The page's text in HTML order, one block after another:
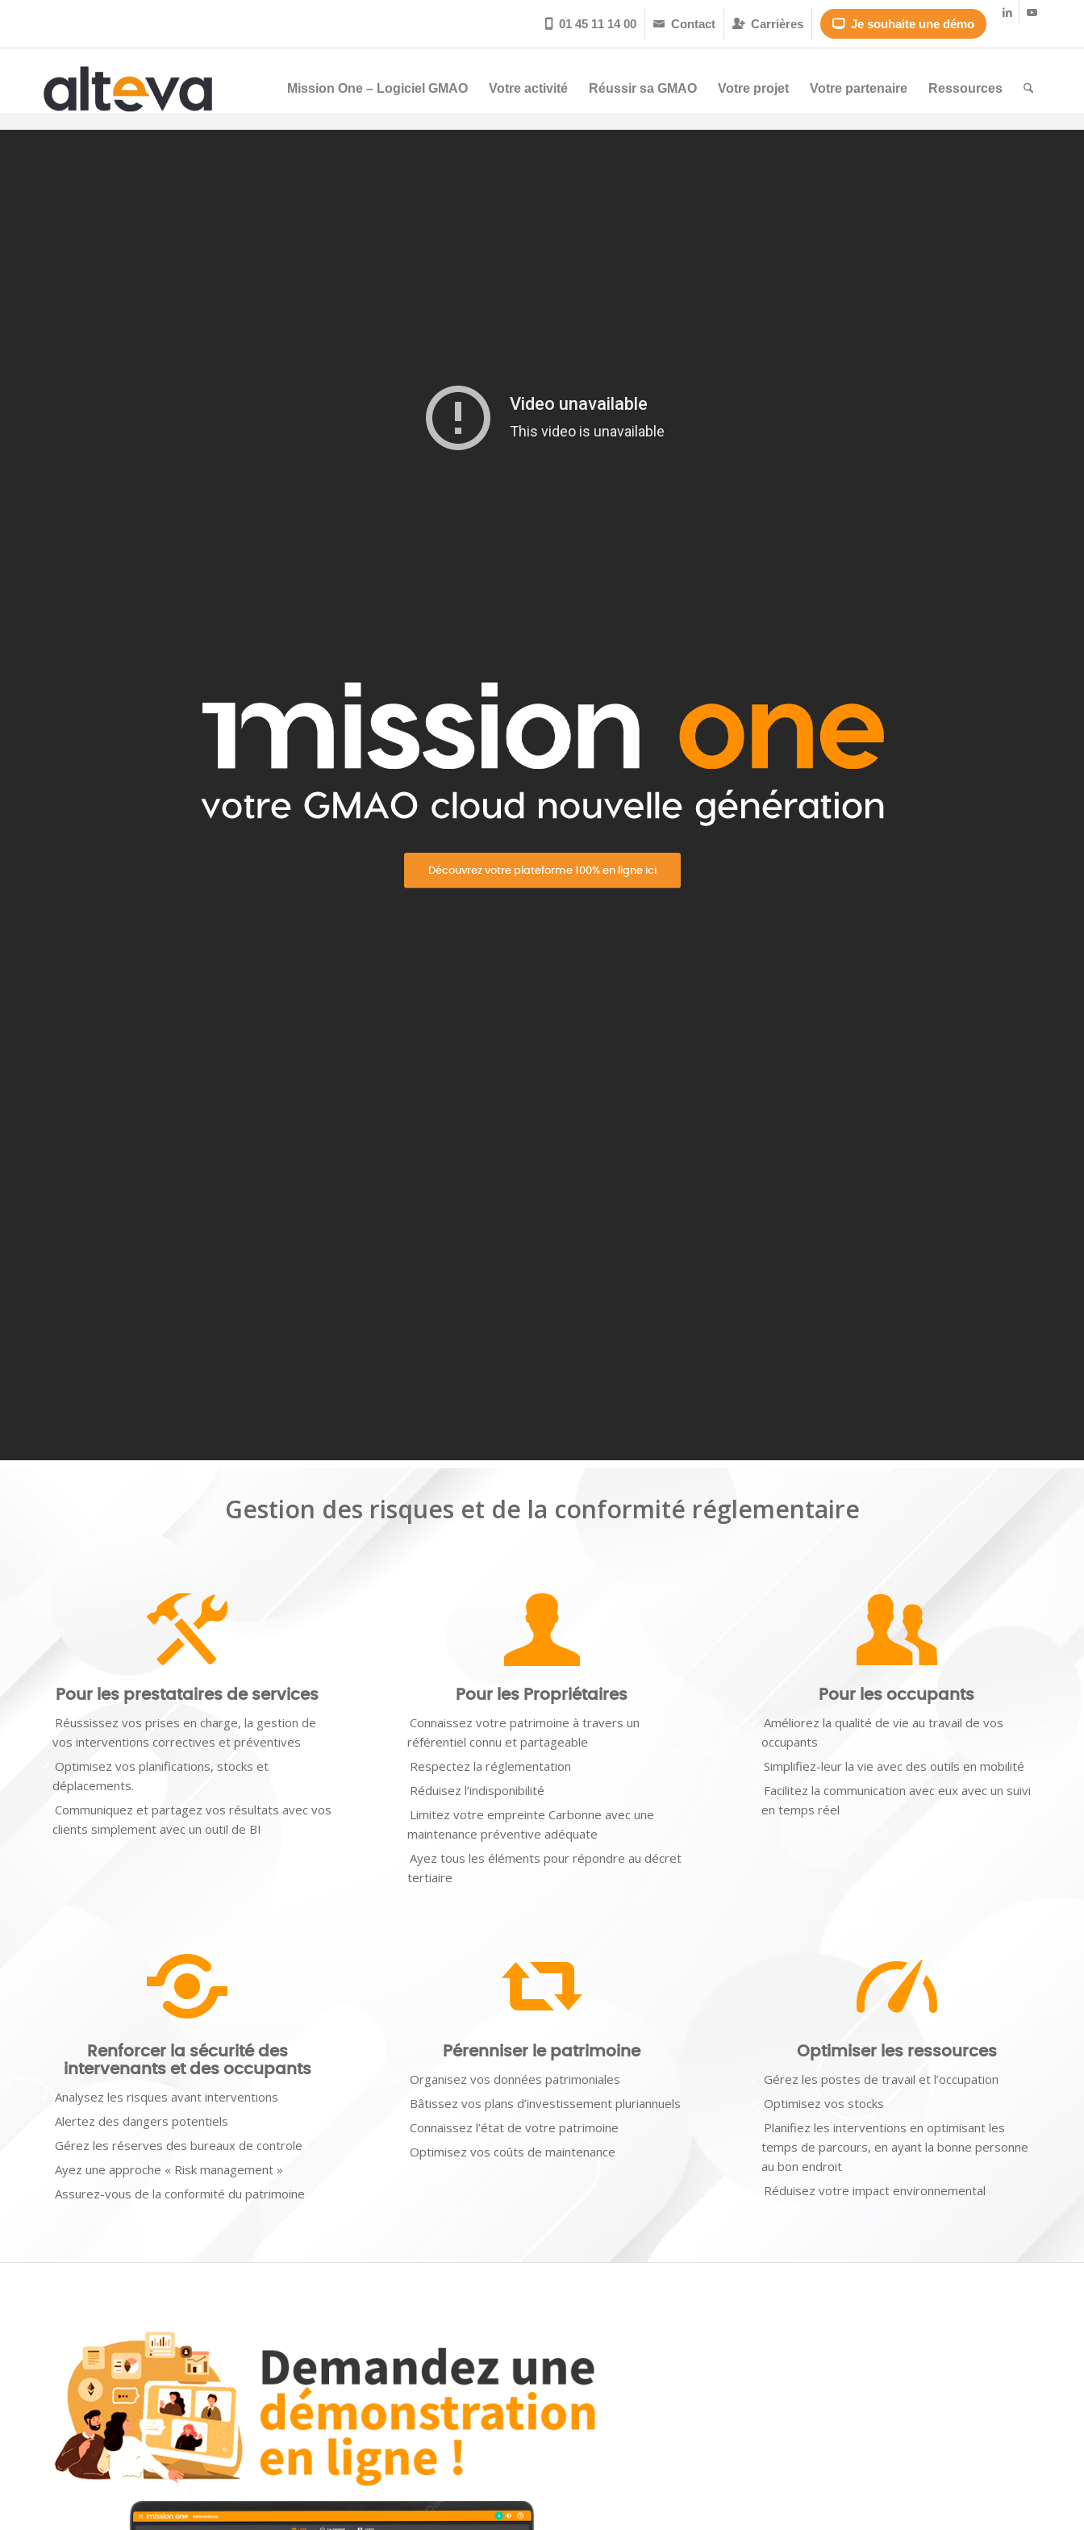
 01 45 11 14 00  Contact Carrières Je souhaite une démo
Mission One – Logiciel GMAO Votre activité Réussir sa GMAO Votre projet Votre partenaire Ressources
Découvrez votre plateforme 100% en ligne ici
Gestion des risques et de la conformité réglementaire
Pour les prestataires de services
Réussissez vos prises en charge, la gestion de
vos interventions correctives et préventives
Optimisez vos planifications, stocks et
déplacements.
Communiquez et partagez vos résultats avec vos
clients simplement avec un outil de BI
Pour les Propriétaires
Connaissez votre patrimoine à travers un
référentiel connu et partageable
Respectez la réglementation
Réduisez l’indisponibilité
Limitez votre empreinte Carbonne avec une
maintenance préventive adéquate
Ayez tous les éléments pour répondre au décret
tertiaire
Pour les occupants
Améliorez la qualité de vie au travail de vos
occupants
Simplifiez-leur la vie avec des outils en mobilité
Facilitez la communication avec eux avec un suivi
en temps réel
Renforcer la sécurité des
intervenants et des occupants
Analysez les risques avant interventions
Alertez des dangers potentiels
Gérez les réserves des bureaux de controle
Ayez une approche « Risk management »
Assurez-vous de la conformité du patrimoine
Pérenniser le patrimoine
Organisez vos données patrimoniales
Bâtissez vos plans d’investissement pluriannuels
Connaissez l’état de votre patrimoine
Optimisez vos coûts de maintenance
Optimiser les ressources
Gérez les postes de travail et l’occupation
Optimisez vos stocks
Planifiez les interventions en optimisant les
temps de parcours, en ayant la bonne personne
au bon endroit
Réduisez votre impact environnemental